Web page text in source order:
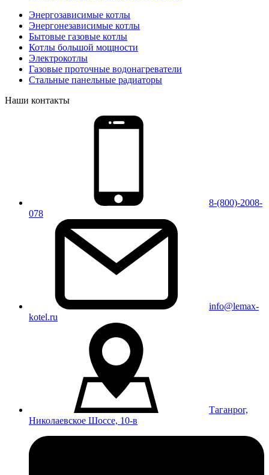
Энергозависимые котлы
Энергонезависимые котлы
Бытовые газовые котлы
Котлы большой мощности
Электрокотлы
Газовые проточные водонагреватели
Стальные панельные радиаторы
Наши контакты
8-(800)-2008-
078
info@lemax-
kotel.ru
Таганрог,
Николаевское Шоссе, 10-в